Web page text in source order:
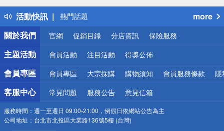
活動快訊
得獎公告
熱門話題
銀行優惠
偏遠地區配送
詐騙網頁！請小心！
more
關於我們
官網 促銷目錄 分店資訊 保險服務
主題活動 會員活動 注目活動 得獎公佈
會員專區 會員專區 大宗採購 購物須知 會員服務條款 隱
客服中心 常見問題 服務公告 意見信箱
服務時間： 週一至週日 09:00-21:00，例假日依網站公告為主
公司地址： 台北市北投區大業路136號5樓 (台灣)